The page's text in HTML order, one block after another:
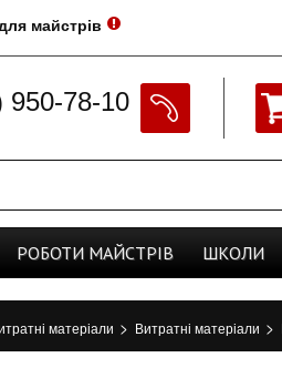
майстрів
950-78-10
РОБОТИ МАЙСТРІВ ШКОЛИ
матеріали > Витратні матеріали >